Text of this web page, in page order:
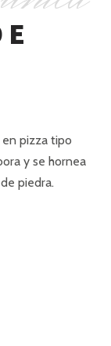
en pizza tipo
y se hornea
piedra.